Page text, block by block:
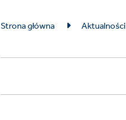
Breadcrumb
Strona główna Aktualności